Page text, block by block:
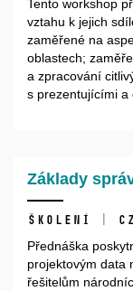
Tento workshop
vztahu k jejich
zaměřené na
oblastech;
a zpracování
s prezentujícími a
Základy
školení | CZ
Přednáška
projektovým data
řešitelům